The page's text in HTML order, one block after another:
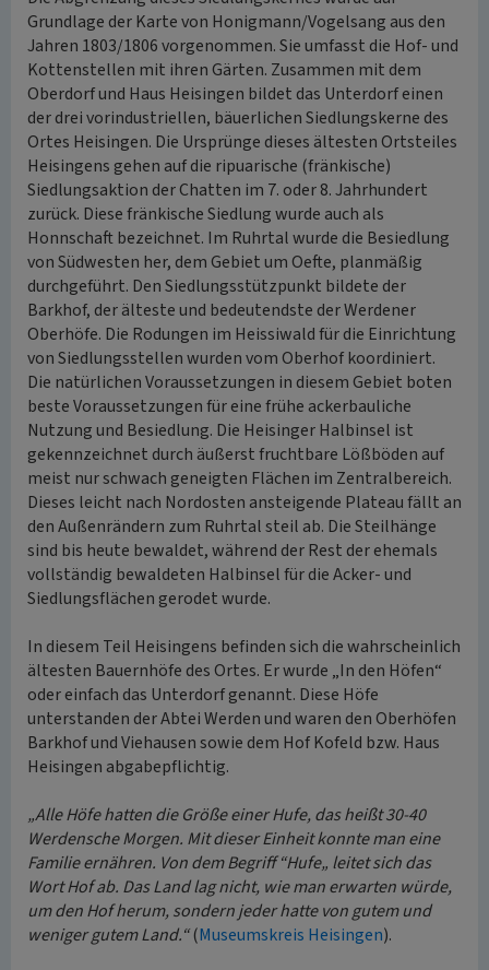
Grundlage der Karte von Honigmann/Vogelsang aus den
Jahren 1803/1806 vorgenommen. Sie umfasst die Hof- und
Kottenstellen mit ihren Gärten. Zusammen mit dem
Oberdorf und Haus Heisingen bildet das Unterdorf einen
der drei vorindustriellen, bäuerlichen Siedlungskerne des
Ortes Heisingen. Die Ursprünge dieses ältesten Ortsteiles
Heisingens gehen auf die ripuarische (fränkische)
Siedlungsaktion der Chatten im 7. oder 8. Jahrhundert
zurück. Diese fränkische Siedlung wurde auch als
Honnschaft bezeichnet. Im Ruhrtal wurde die Besiedlung
von Südwesten her, dem Gebiet um Oefte, planmäßig
durchgeführt. Den Siedlungsstützpunkt bildete der
Barkhof, der älteste und bedeutendste der Werdener
Oberhöfe. Die Rodungen im Heissiwald für die Einrichtung
von Siedlungsstellen wurden vom Oberhof koordiniert.
Die natürlichen Voraussetzungen in diesem Gebiet boten
beste Voraussetzungen für eine frühe ackerbauliche
Nutzung und Besiedlung. Die Heisinger Halbinsel ist
gekennzeichnet durch äußerst fruchtbare Lößböden auf
meist nur schwach geneigten Flächen im Zentralbereich.
Dieses leicht nach Nordosten ansteigende Plateau fällt an
den Außenrändern zum Ruhrtal steil ab. Die Steilhänge
sind bis heute bewaldet, während der Rest der ehemals
vollständig bewaldeten Halbinsel für die Acker- und
Siedlungsflächen gerodet wurde.
In diesem Teil Heisingens befinden sich die wahrscheinlich
ältesten Bauernhöfe des Ortes. Er wurde „In den Höfen“
oder einfach das Unterdorf genannt. Diese Höfe
unterstanden der Abtei Werden und waren den Oberhöfen
Barkhof und Viehausen sowie dem Hof Kofeld bzw. Haus
Heisingen abgabepflichtig.
„Alle Höfe hatten die Größe einer Hufe, das heißt 30-40
Werdensche Morgen. Mit dieser Einheit konnte man eine
Familie ernähren. Von dem Begriff “Hufe„ leitet sich das
Wort Hof ab. Das Land lag nicht, wie man erwarten würde,
um den Hof herum, sondern jeder hatte von gutem und
weniger gutem Land.“(Museumskreis Heisingen).